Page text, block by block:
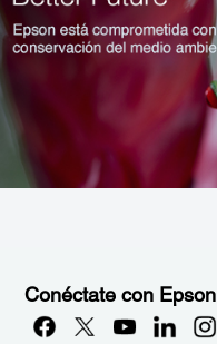
Conéctate con Epson